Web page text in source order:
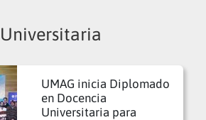
UMAG inicia Diplomado
en Docencia
Universitaria para